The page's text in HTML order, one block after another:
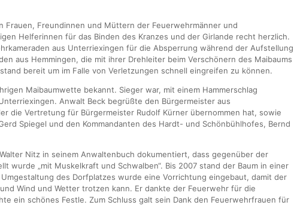
Frauen, Freundinnen und Müttern der Feuerwehrmänner und
Helferinnen für das Binden des Kranzes und der Girlande recht herzlich.
aus Unterriexingen für die Absperrung während der Aufstellung
aus Hemmingen, die mit ihrer Drehleiter beim Verschönern des Maibaums
bereit um im Falle von Verletzungen schnell eingreifen zu können.
Maibaumwette bekannt. Sieger war, mit einem Hammerschlag
Anwalt Beck begrüßte den Bürgermeister aus
die Vertretung für Bürgermeister Rudolf Kürner übernommen hat, sowie
Spiegel und den Kommandanten des Hardt- und Schönbühlhofes, Bernd
Nitz in seinem Anwaltenbuch dokumentiert, dass gegenüber der
wurde „mit Muskelkraft und Schwalben“. Bis 2007 stand der Baum in einer
des Dorfplatzes wurde eine Vorrichtung eingebaut, damit der
Wind und Wetter trotzen kann. Er dankte der Feuerwehr für die
ein schönes Festle. Zum Schluss galt sein Dank den Feuerwehrfrauen für